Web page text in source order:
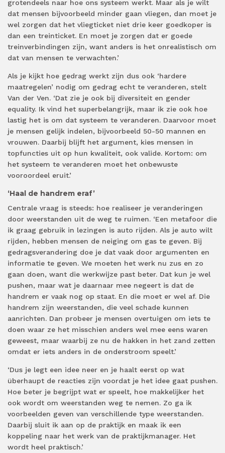
grotendeels naar hoe ons systeem werkt. Maar als je wilt
dat mensen bijvoorbeeld minder gaan vliegen, dan moet je
wel zorgen dat het vliegticket niet drie keer goedkoper is
dan een treinticket. En moet je zorgen dat er goede
treinverbindingen zijn, want anders is het onrealistisch om
dat van mensen te verwachten.’
Als je kijkt hoe gedrag werkt zijn dus ook ‘hardere
maatregelen’ nodig om gedrag echt te veranderen, stelt
Van der Ven. ‘Dat zie je ook bij diversiteit en gender
equality. Ik vind het superbelangrijk, maar ik zie ook hoe
lastig het is om dat systeem te veranderen. Daarvoor moet
je mensen gelijk indelen, bijvoorbeeld 50-50 mannen en
vrouwen. Daarbij blijft het argument, kies mensen in
topfuncties uit op hun kwaliteit, ook valide. Kortom: om
het systeem te veranderen moet het onbewuste
vooroordeel eruit.’
‘Haal de handrem eraf’
Centrale vraag is steeds: hoe realiseer je veranderingen
door weerstanden uit de weg te ruimen. ‘Een metafoor die
ik graag gebruik in lezingen is auto rijden. Als je auto wilt
rijden, hebben mensen de neiging om gas te geven. Bij
gedragsverandering doe je dat vaak door argumenten en
informatie te geven. We moeten het werk nu zus en zo
gaan doen, want die werkwijze past beter. Dat kun je wel
pushen, maar wat je daarnaar mee negeert is dat de
handrem er vaak nog op staat. En die moet er wel af. Die
handrem zijn weerstanden, die veel schade kunnen
aanrichten. Dan probeer je mensen overtuigen om iets te
doen waar ze het misschien anders wel mee eens waren
geweest, maar waarbij ze nu de hakken in het zand zetten
omdat er iets anders in de onderstroom speelt.’
‘Dus je legt een idee neer en je haalt eerst op wat
überhaupt de reacties zijn voordat je het idee gaat pushen.
Hoe beter je begrijpt wat er speelt, hoe makkelijker het
ook wordt om weerstanden weg te nemen. Zo ga ik
voorbeelden geven van verschillende type weerstanden.
Daarbij sluit ik aan op de praktijk en maak ik een
koppeling naar het werk van de praktijkmanager. Het
wordt heel praktisch.’